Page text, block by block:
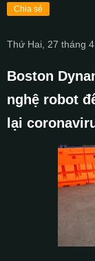
Chia sẻ
Thứ Hai, 27 tháng
Boston
nghệ robot
lại